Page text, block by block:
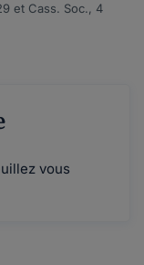
et Cass. Soc., 4
vous